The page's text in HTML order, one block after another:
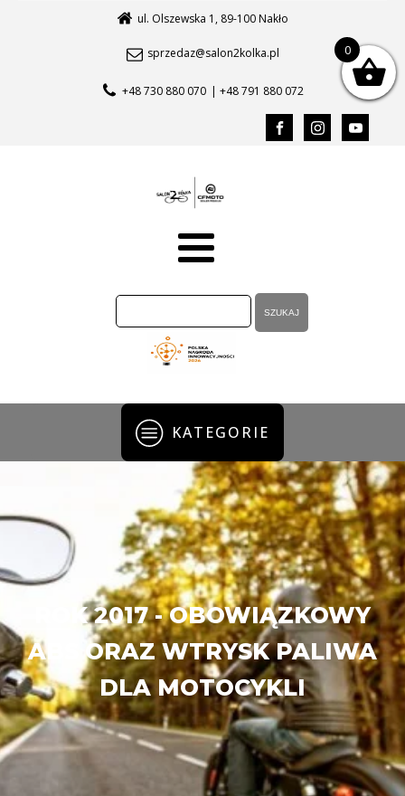
ul. Olszewska 1, 89-100 Nakło
sprzedaz@salon2kolka.pl
+48 730 880 070 | +48 791 880 072
KATEGORIE
ROK 2017 - OBOWIĄZKOWY
ABS ORAZ WTRYSK PALIWA
DLA MOTOCYKLI
0